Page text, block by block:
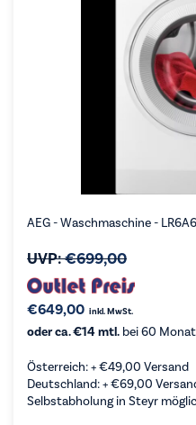
AEG - Waschmaschine -
UVP:€699,00
€649,00 inkl. MwSt.
oder ca. €14 mtl. bei 60
Österreich: +€49,00 Versand
Deutschland: +€69,00
Selbstabholung in Steyr